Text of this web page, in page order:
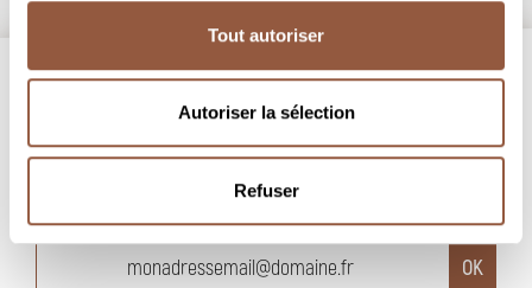
Tout autoriser
Autoriser la sélection
Refuser